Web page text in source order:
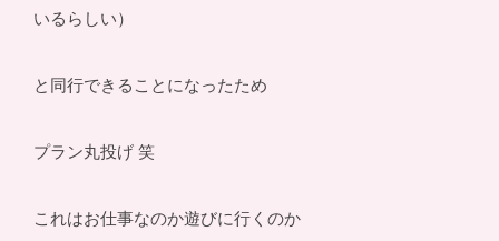
いるらしい）
と同行できることになったため
プラン丸投げ 笑
これはお仕事なのか遊びに行くのか